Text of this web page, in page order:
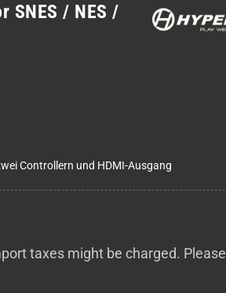
SNES / NES /
Controllern und HDMI-Ausgang
taxes might be charged. Please